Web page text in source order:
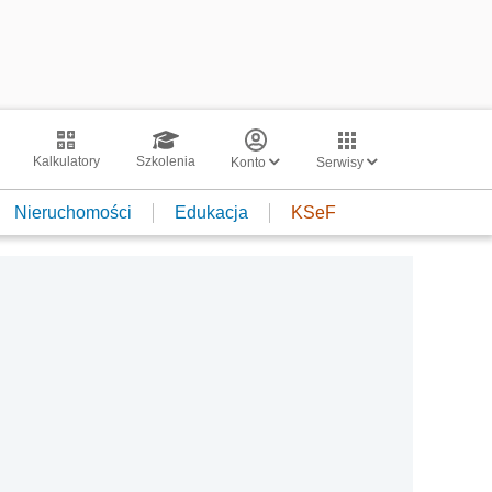
Kalkulatory Szkolenia Konto Serwisy
Nieruchomości Edukacja KSeF